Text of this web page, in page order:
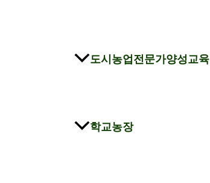
도시농업전문가양성교육
학교농장